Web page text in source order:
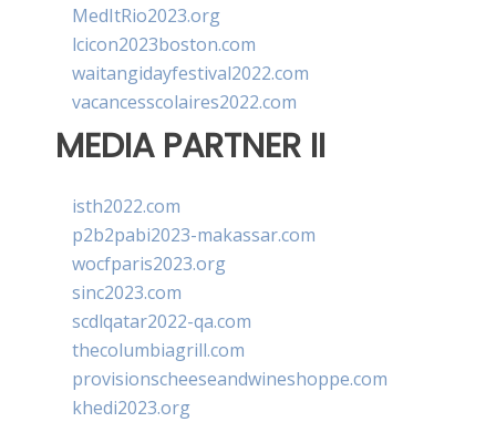
MedItRio2023.org
lcicon2023boston.com
waitangidayfestival2022.com
vacancesscolaires2022.com
MEDIA PARTNER II
isth2022.com
p2b2pabi2023-makassar.com
wocfparis2023.org
sinc2023.com
scdlqatar2022-qa.com
thecolumbiagrill.com
provisionscheeseandwineshoppe.com
khedi2023.org